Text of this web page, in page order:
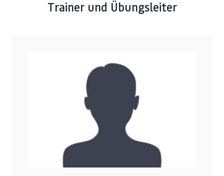
Trainer und Übungsleiter